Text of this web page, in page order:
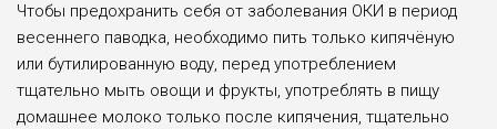
Чтобы предохранить себя от заболевания ОКИ в период
весеннего паводка, необходимо пить только кипячёную
или бутилированную воду, перед употребле­нием
тщательно мыть овощи и фрукты, употреблять в пищу
домашнее молоко только после кипячения, тщательно